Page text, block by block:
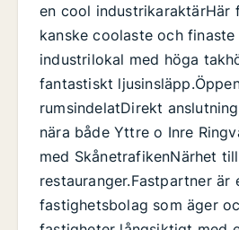
en cool industrikaraktärHär
kanske coolaste och
industrilokal med höga
fantastiskt
rumsindelatDirekt
nära både Yttre o Inre
med SkånetrafikenNärhet
restauranger.Fastpartner är
fastighetsbolag som äger